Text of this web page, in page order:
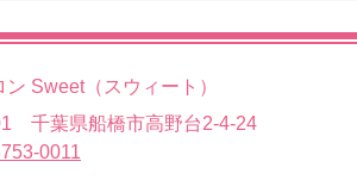
Sweet（スウィート）
千葉県船橋市高野台2-4-24
0011